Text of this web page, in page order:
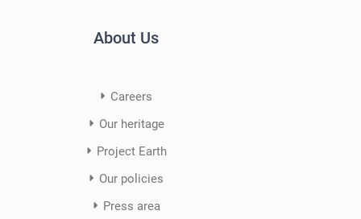
About Us
Careers
Our heritage
Project Earth
Our policies
Press area